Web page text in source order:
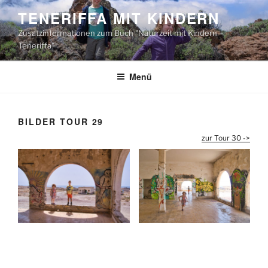
Zum
Inhalt
springen
TENERIFFA MIT KINDERN
Zusatzinformationen zum Buch "Naturzeit mit Kindern –
Teneriffa"
Menü
BILDER TOUR 29
zur Tour 30 ->